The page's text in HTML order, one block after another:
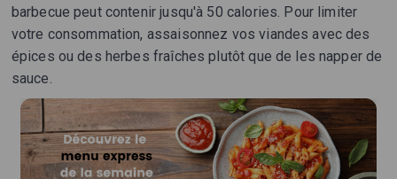
barbecue peut contenir jusqu'à 50 calories. Pour limiter
votre consommation, assaisonnez vos viandes avec des
épices ou des herbes fraîches plutôt que de les napper de
sauce.